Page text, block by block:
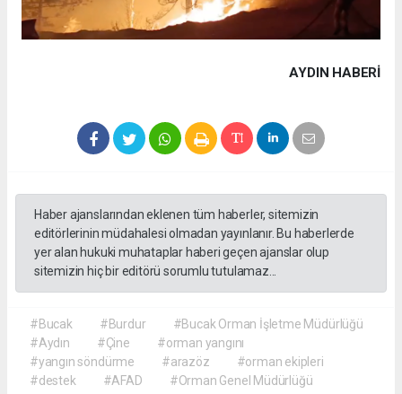
AYDIN HABERİ
Haber ajanslarından eklenen tüm haberler, sitemizin
editörlerinin müdahalesi olmadan yayınlanır. Bu haberlerde
yer alan hukuki muhataplar haberi geçen ajanslar olup
sitemizin hiç bir editörü sorumlu tutulamaz...
#Bucak #Burdur
#Bucak Orman İşletme Müdürlüğü
#Aydın
#Çine
#orman yangını
#yangın söndürme
#arazöz
#orman ekipleri
#destek
#AFAD #Orman Genel Müdürlüğü